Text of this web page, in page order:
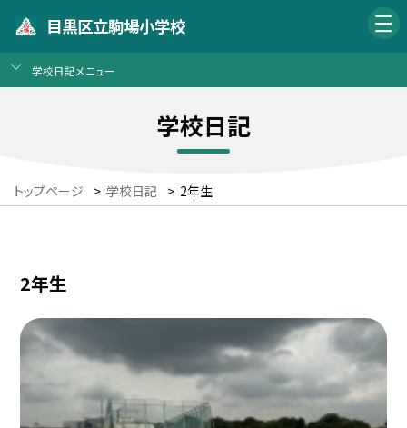
目黒区立駒場小学校
学校日記メニュー
学校日記
トップページ > 学校日記 > 2年生
2年生